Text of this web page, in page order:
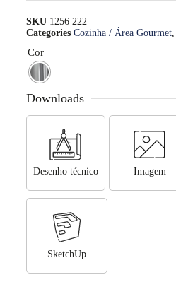
SKU 1256 222
Categories Cozinha / Área Gourmet,
Cor
Downloads
Desenho técnico Imagem
SketchUp